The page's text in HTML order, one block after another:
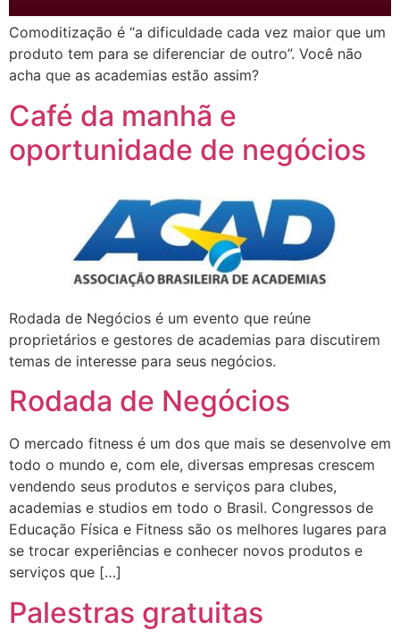
Comoditização é “a dificuldade cada vez maior que um
produto tem para se diferenciar de outro”. Você não
acha que as academias estão assim?
Café da manhã e
oportunidade de negócios
Rodada de Negócios é um evento que reúne
proprietários e gestores de academias para discutirem
temas de interesse para seus negócios.
Rodada de Negócios
O mercado fitness é um dos que mais se desenvolve em
todo o mundo e, com ele, diversas empresas crescem
vendendo seus produtos e serviços para clubes,
academias e studios em todo o Brasil. Congressos de
Educação Física e Fitness são os melhores lugares para
se trocar experiências e conhecer novos produtos e
serviços que […]
Palestras gratuitas